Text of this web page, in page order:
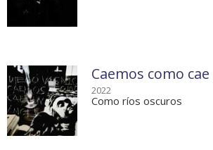
Caemos como
2022
Como ríos oscuros